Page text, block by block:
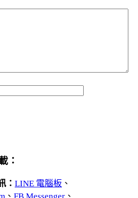
：
： LINE 電腦板 、